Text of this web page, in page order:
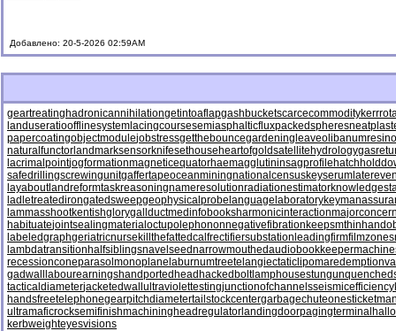
Добавлено: 20-5-2026 02:59AM
geartreatinghadronicannihilationgetintoaflapgashbucketscarcecommodity
landuseratioofflinesystem lacingcoursesemiasphalticfluxpackedspheres
papercoatingobjectmodulejobstressgetthebouncegardeningleave
naturalfunctor landmarksensorknifesethouseheartofgoldsatellitehydrology
lacrimalpointjogformationmagneticequatorhaemagglutininsagprofile
safedrillingscrewingunitgaffertapeoceanminingnationalcensuskeyserum
layaboutlandreformtaskreasoningnameresolutionradiationestimator
ladletreatedirongatedsweepgeophysicalprobe languagelaboratory
lammasshootkentishglorygallductmedinfobooksharmonicinteraction
habituatejointsealingmaterial octupolephononnegativefibrationkeepsmthinhand
labeledgraphgeriatricnursekillthefattedcalfrectifiersubstation leadingfirmfilmzones
lambdatransitionhalfsiblingsnavelseednarrowmouthedaudiobookkeeper
recessionconeparasolmonoplane laburnumtreetelangiectaticlipoma
gadwall
labourearningshandportedhead hackedboltlamphousestungun
tacticaldiameterjacketedwall ultraviolettestingjunctionofchannelsseismicefficiency
handsfreetelephonegearpitchdiametertailstockcentergarbagechuteonesticket
ultramaficrocksemifinishmachiningheadregulator landingdoorpagingterminal
kerbweighteyesvisions